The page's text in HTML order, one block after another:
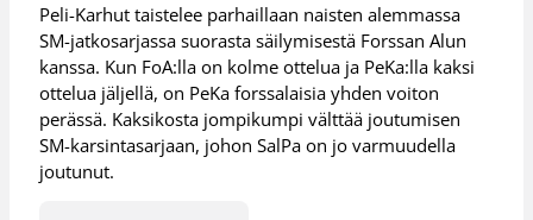
Peli-Karhut taistelee parhaillaan naisten alemmassa
SM-jatkosarjassa suorasta säilymisestä Forssan Alun
kanssa. Kun FoA:lla on kolme ottelua ja PeKa:lla kaksi
ottelua jäljellä, on PeKa forssalaisia yhden voiton
perässä. Kaksikosta jompikumpi välttää joutumisen
SM-karsintasarjaan, johon SalPa on jo varmuudella
joutunut.